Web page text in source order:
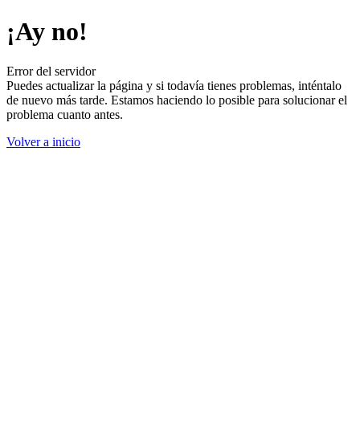
¡Ay no!
Error del servidor
Puedes actualizar la página y si todavía tienes problemas, inténtalo
de nuevo más tarde. Estamos haciendo lo posible para solucionar el
problema cuanto antes.
Volver a inicio